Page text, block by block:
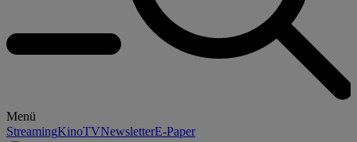
Menü
StreamingKinoTVNewsletterE-Paper